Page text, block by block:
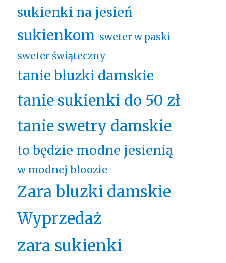
sukienki na jesień
sukienkom sweter w paski
sweter świąteczny
tanie bluzki damskie
tanie sukienki do 50 zł
tanie swetry damskie
to będzie modne jesienią
w modnej bloozie
Zara bluzki damskie
Wyprzedaż
zara sukienki